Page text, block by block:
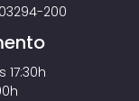
200
17:30h